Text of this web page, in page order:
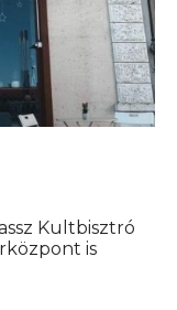
Kultbisztró
is